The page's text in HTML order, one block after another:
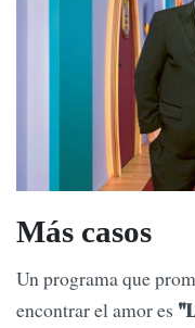
Más casos
Un programa que
encontrar el amor es